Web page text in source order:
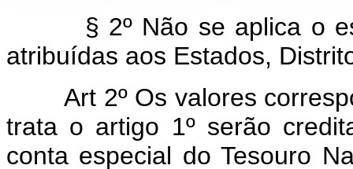
§ 2º Não se aplica o
atribuídas aos Estados,
Art 2º Os valores
trata o artigo 1º serão
conta especial do Tesouro